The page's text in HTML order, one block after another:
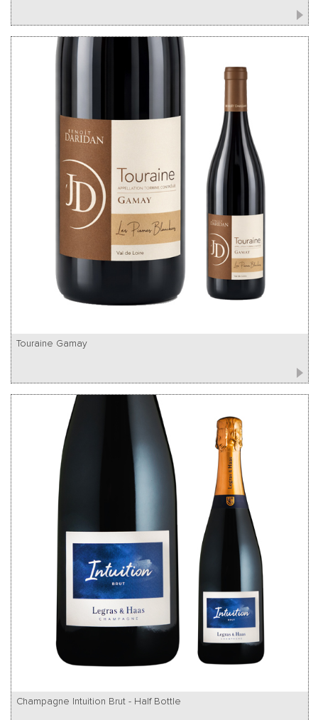
Touraine Gamay
Champagne Intuition Brut - Half Bottle